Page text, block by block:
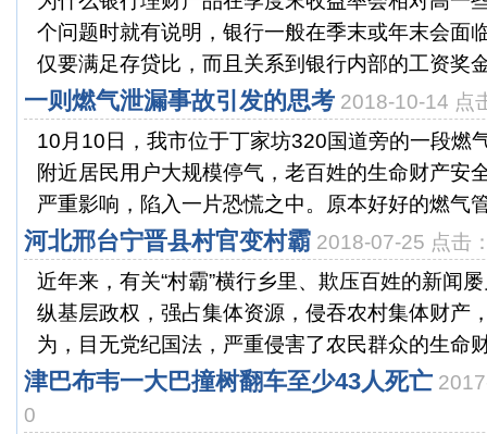
个问题时就有说明，银行一般在季末或年末会面
仅要满足存贷比，而且关系到银行内部的工资奖
一则燃气泄漏事故引发的思考 2018-10-14 点
10月10日，我市位于丁家坊320国道旁的一段燃
附近居民用户大规模停气，老百姓的生命财产安
严重影响，陷入一片恐慌之中。原本好好的燃气
河北邢台宁晋县村官变村霸 2018-07-25 点击
近年来，有关“村霸”横行乡里、欺压百姓的新闻
纵基层政权，强占集体资源，侵吞农村集体财产
为，目无党纪国法，严重侵害了农民群众的生命
津巴布韦一大巴撞树翻车至少43人死亡
0